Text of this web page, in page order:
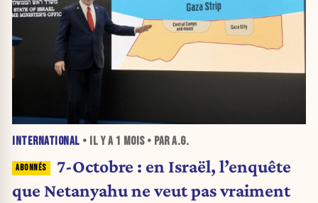
INTERNATIONAL • IL Y A 1 MOIS• PAR A.G.
7-Octobre : en Israël, l’enquête
que Netanyahu ne veut pas vraiment